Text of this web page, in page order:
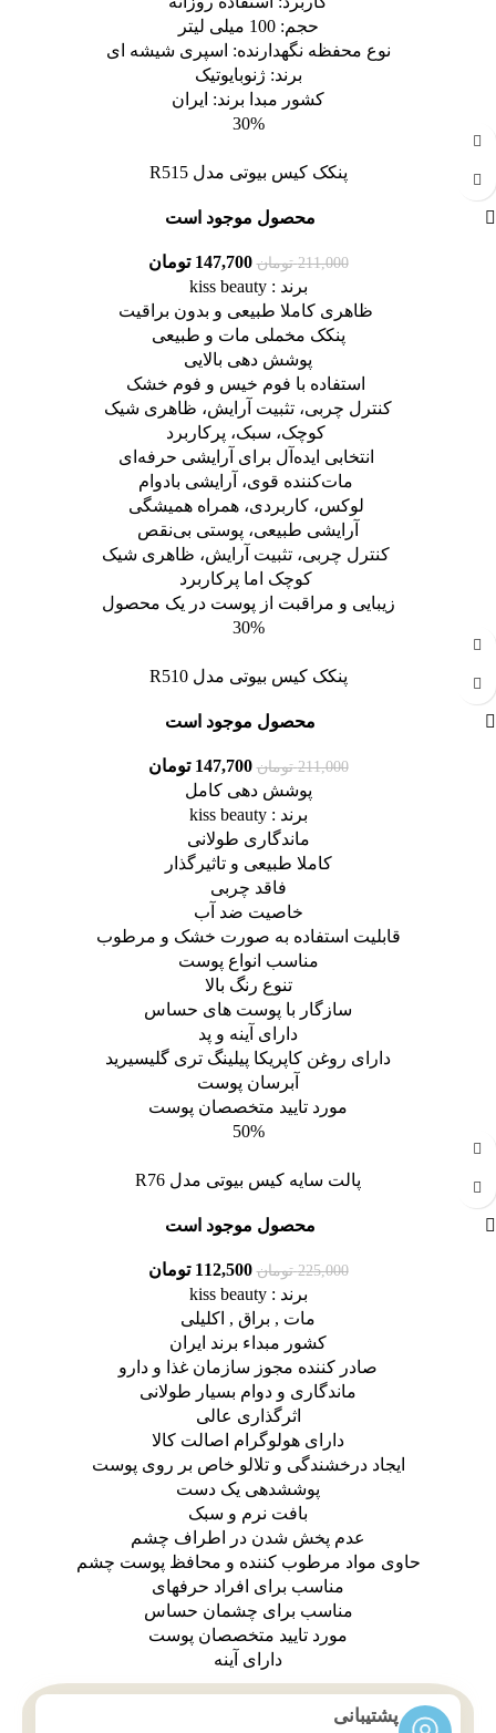
حجم: 100 میلی لیتر
نوع محفظه نگهدارنده: اسپری شیشه ای
برند: ژنوبایوتیک
کشور مبدا برند: ایران
30%
پنکک کیس بیوتی مدل R515
محصول موجود است
211,000 تومان 147,700 تومان
برند : kiss beauty
ظاهری کاملا طبیعی و بدون براقیت
پنکک مخملی مات و طبیعی
پوشش دهی بالایی
استفاده با فوم خیس و فوم خشک
کنترل چربی، تثبیت آرایش، ظاهری شیک
کوچک، سبک، پرکاربرد
انتخابی ایده‌آل برای آرایشی حرفه‌ای
مات‌کننده قوی، آرایشی بادوام
لوکس، کاربردی، همراه همیشگی
آرایشی طبیعی، پوستی بی‌نقص
کنترل چربی، تثبیت آرایش، ظاهری شیک
کوچک اما پرکاربرد
زیبایی و مراقبت از پوست در یک محصول
30%
پنکک کیس بیوتی مدل R510
محصول موجود است
211,000 تومان 147,700 تومان
پوشش دهی کامل
برند : kiss beauty
ماندگاری طولانی
کاملا طبیعی و تاثیرگذار
فاقد چربی
خاصیت ضد آب
قابلیت استفاده به صورت خشک و مرطوب
مناسب انواع پوست
تنوع رنگ بالا
سازگار با پوست های حساس
دارای آینه و پد
دارای روغن کاپریکا پیلینگ تری گلیسیرید
آبرسان پوست
مورد تایید متخصصان پوست
50%
پالت سایه کیس بیوتی مدل R76
محصول موجود است
225,000 تومان 112,500 تومان
برند : kiss beauty
مات , براق , اکلیلی
کشور مبداء برند ایران
صادر کننده مجوز سازمان غذا و دارو
ماندگاری و دوام بسیار طولانی
اثرگذاری عالی
دارای هولوگرام اصالت کالا
ایجاد درخشندگی و تلالو خاص بر روی پوست
پوششدهی یک دست
بافت نرم و سبک
عدم پخش شدن در اطراف چشم
حاوی مواد مرطوب کننده و محافظ پوست چشم
مناسب برای افراد حرفهای
مناسب برای چشمان حساس
مورد تایید متخصصان پوست
دارای آینه
پشتیبانی